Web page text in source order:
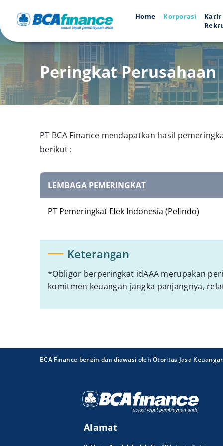
Home Korporasi
Karir
Peringkat Perusahaan
PT BCA Finance mendapatkan hasil
berikut :
LEMBAGA PEMERINGKAT
PT Pemeringkat Efek Indonesia (Pefindo)
Keterangan
*Obligor berperingkat idAAA merupakan
komitmen keuangan jangka panjangnya,
BCA Finance berizin dan diawasi oleh Otoritas Jasa Keuangan
Alamat